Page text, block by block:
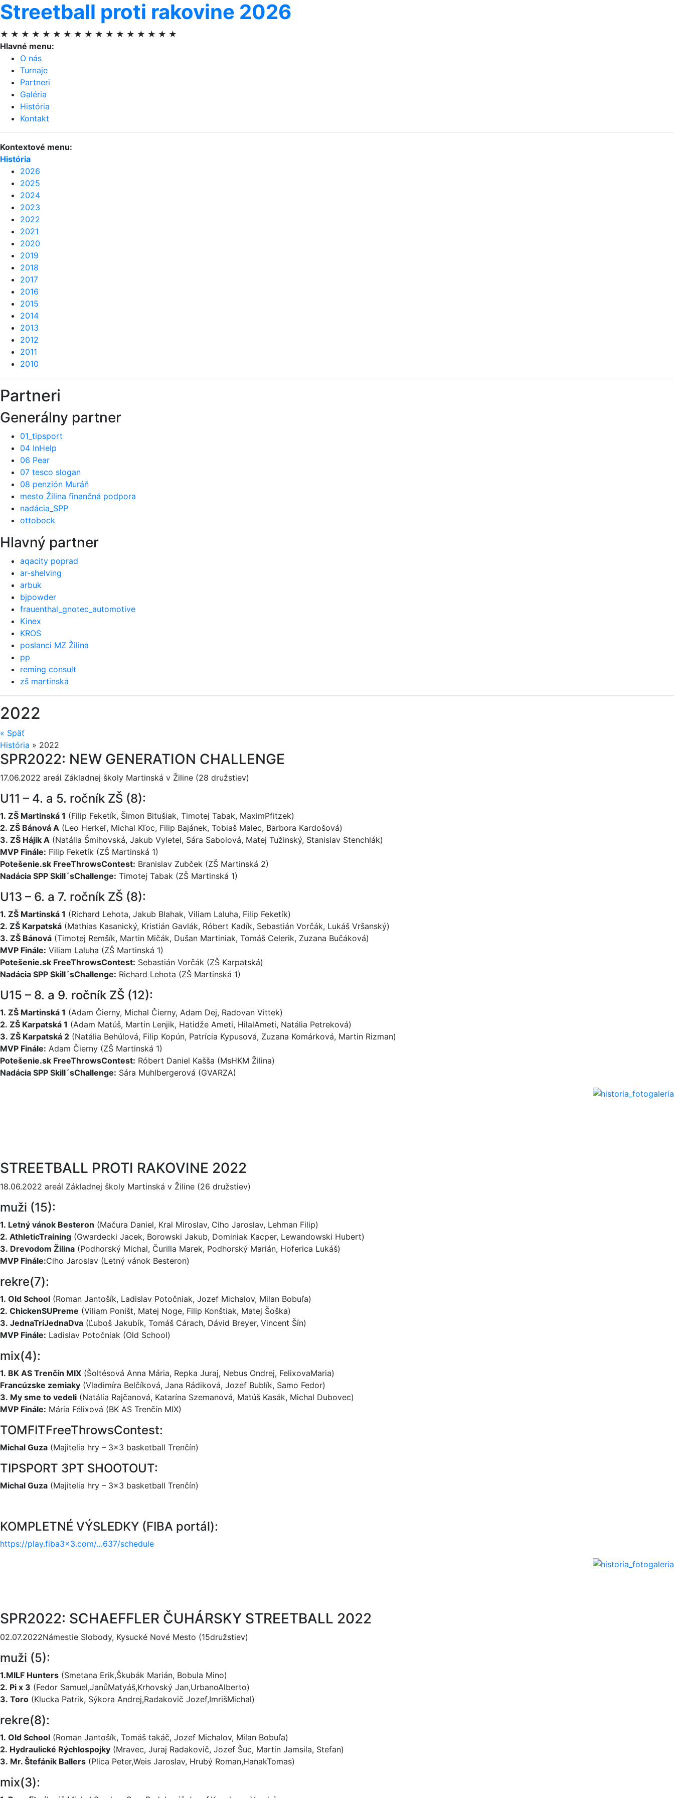
Streetball proti rakovine 2026
★ ★ ★ ★ ★ ★ ★ ★ ★ ★ ★ ★ ★ ★ ★ ★ ★
Hlavné menu:
O nás
Turnaje
Partneri
Galéria
História
Kontakt
Kontextové menu:
História
2026
2025
2024
2023
2022
2021
2020
2019
2018
2017
2016
2015
2014
2013
2012
2011
2010
Partneri
Generálny partner
01_tipsport
04 InHelp
06 Pear
07 tesco slogan
08 penzión Muráň
mesto Žilina finančná podpora
nadácia_SPP
ottobock
Hlavný partner
aqacity poprad
ar-shelving
arbuk
bjpowder
frauenthal_gnotec_automotive
Kinex
KROS
poslanci MZ Žilina
pp
reming consult
zš martinská
2022
« Späť
História » 2022
SPR2022: NEW GENERATION CHALLENGE
17.06.2022 areál Základnej školy Martinská v Žiline (28 družstiev)
U11 – 4. a 5. ročník ZŠ (8):
1. ZŠ Martinská 1 (Filip Feketík, Šimon Bitušiak, Timotej Tabak, MaximPfitzek)
2. ZŠ Bánová A (Leo Herkeľ, Michal Kľoc, Filip Bajánek, Tobiaš Malec, Barbora Kardošová)
3. ZŠ Hájik A (Natália Šmihovská, Jakub Vyletel, Sára Sabolová, Matej Tužinský, Stanislav Stenchlák)
MVP Finále: Filip Feketík (ZŠ Martinská 1)
Potešenie.sk FreeThrowsContest: Branislav Zubček (ZŠ Martinská 2)
Nadácia SPP Skill´sChallenge: Timotej Tabak (ZŠ Martinská 1)
U13 – 6. a 7. ročník ZŠ (8):
1. ZŠ Martinská 1 (Richard Lehota, Jakub Blahak, Viliam Laluha, Filip Feketík)
2. ZŠ Karpatská (Mathias Kasanický, Kristián Gavlák, Róbert Kadík, Sebastián Vorčák, Lukáš Vršanský)
3. ZŠ Bánová (Timotej Remšík, Martin Mičák, Dušan Martiniak, Tomáš Celerik, Zuzana Bučáková)
MVP Finále: Viliam Laluha (ZŠ Martinská 1)
Potešenie.sk FreeThrowsContest: Sebastián Vorčák (ZŠ Karpatská)
Nadácia SPP Skill´sChallenge: Richard Lehota (ZŠ Martinská 1)
U15 – 8. a 9. ročník ZŠ (12):
1. ZŠ Martinská 1 (Adam Čierny, Michal Čierny, Adam Dej, Radovan Vittek)
2. ZŠ Karpatská 1 (Adam Matúš, Martin Lenjik, Hatidže Ameti, HilalAmeti, Natália Petreková)
3. ZŠ Karpatská 2 (Natália Behúlová, Filip Kopún, Patrícia Kypusová, Zuzana Komárková, Martin Rizman)
MVP Finále: Adam Čierny (ZŠ Martinská 1)
Potešenie.sk FreeThrowsContest: Róbert Daniel Kašša (MsHKM Žilina)
Nadácia SPP Skill´sChallenge: Sára Muhlbergerová (GVARZA)
STREETBALL PROTI RAKOVINE 2022
18.06.2022 areál Základnej školy Martinská v Žiline (26 družstiev)
muži (15):
1. Letný vánok Besteron (Mačura Daniel, Kral Miroslav, Ciho Jaroslav, Lehman Filip)
2. AthleticTra­ining (Gwardecki Jacek, Borowski Jakub, Dominiak Kacper, Lewandowski Hubert)
3. Drevodom Žilina (Podhorský Michal, Čurilla Marek, Podhorský Marián, Hoferica Lukáš)
MVP Finále:Ciho Jaroslav (Letný vánok Besteron)
rekre(7):
1. Old School (Roman Jantošík, Ladislav Potočniak, Jozef Michalov, Milan Bobuľa)
2. ChickenSUPreme (Viliam Poništ, Matej Noge, Filip Konštiak, Matej Šoška)
3. JednaTriJed­naDva (Ľuboš Jakubík, Tomáš Cárach, Dávid Breyer, Vincent Šín)
MVP Finále: Ladislav Potočniak (Old School)
mix(4):
1. BK AS Trenčín MIX (Šoltésová Anna Mária, Repka Juraj, Nebus Ondrej, FelixovaMaria)
Francúzske zemiaky (Vladimíra Belčíková, Jana Rádiková, Jozef Bublík, Samo Fedor)
3. My sme to vedeli (Natália Rajčanová, Katarína Szemanová, Matúš Kasák, Michal Dubovec)
MVP Finále: Mária Félixová (BK AS Trenčín MIX)
TOMFITFreeThrow­sContest:
Michal Guza (Majitelia hry – 3×3 basketball Trenčín)
TIPSPORT 3PT SHOOTOUT:
Michal Guza (Majitelia hry – 3×3 basketball Trenčín)
KOMPLETNÉ VÝSLEDKY (FIBA portál):
https://play.fiba3x3.com/…637/schedule
SPR2022: SCHAEFFLER ČUHÁRSKY STREETBALL 2022
02.07.2022Námestie Slobody, Kysucké Nové Mesto (15družstiev)
muži (5):
1.MILF Hunters (Smetana Erik,Škubák Marián, Bobula Mino)
2. Pi x 3 (Fedor Samuel,JanůMa­tyáš,Krhovský Jan,UrbanoAlberto)
3. Toro (Klucka Patrik, Sýkora Andrej,Radakovič Jozef,ImrišMichal)
rekre(8):
1. Old School (Roman Jantošík, Tomáš takáč, Jozef Michalov, Milan Bobuľa)
2. Hydraulické Rýchlospojky (Mravec, Juraj Radakovič, Jozef Šuc, Martin Jamsila, Stefan)
3. Mr. Štefánik Ballers (Plica Peter,Weis Jaroslav, Hrubý Roman,HanakTomas)
mix(3):